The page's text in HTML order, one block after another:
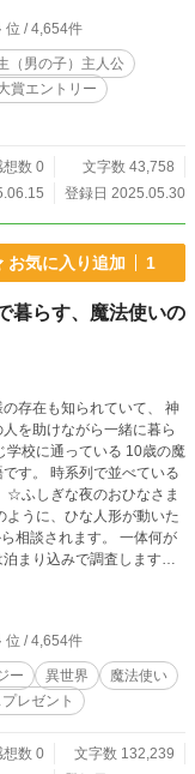
えたかった願いとは――
っていた。
位 / 4,654件
（男の子）主人公
賞エントリー
想数 0
文字数 43,758
登録日 2025.05.30
お気に入り追加 1
暮らす、魔法使いの
存在も知られていて、 神
を助けながら一緒に暮ら
学校に通っている 10歳の魔
べている
ように、ひな人形が動いた
相談されます。 一体何が
まり込みで調査します。
作品。 特に起点もなく、
すさを意識して書いてい
思いっきり好きなよう
作品よりも設定に凝りま
キャラクター数が多かっ
ます。 私の代表作なので
、 いろんな愛情を盛り込
位 / 4,654件
ー 異世界
魔法使い
レゼント
想数 0
文字数 132,239